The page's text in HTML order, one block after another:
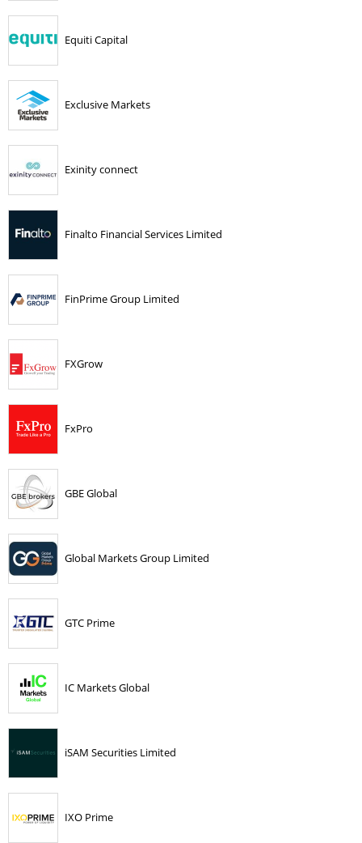
Equiti Capital
Exclusive Markets
Exinity connect
Finalto Financial Services Limited
FinPrime Group Limited
FXGrow
FxPro
GBE Global
Global Markets Group Limited
GTC Prime
IC Markets Global
iSAM Securities Limited
IXO Prime